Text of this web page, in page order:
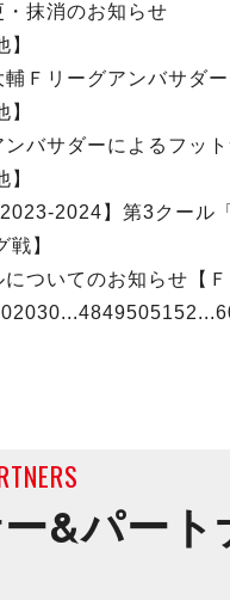
抹消のお知らせ
】
輔Ｆリーグアンバサダ
】
バサダーによるフッ
】
2024】第3クール
戦】
ついてのお知らせ【
2030...4849505152...
&パート